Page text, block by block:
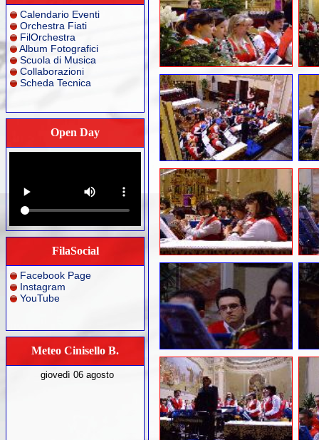
Calendario Eventi
Orchestra Fiati
FilOrchestra
Album Fotografici
Scuola di Musica
Collaborazioni
Scheda Tecnica
Open Day
FilaSocial
Facebook Page
Instagram
YouTube
Meteo Cinisello B.
giovedì 06 agosto